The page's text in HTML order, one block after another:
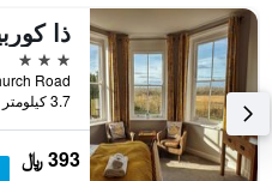
ذا
3 نجوم
3.7 كيلومتر عن وسط المدينة
393 ﷼